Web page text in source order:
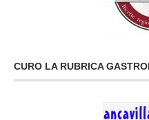
CURO LA RUBRICA